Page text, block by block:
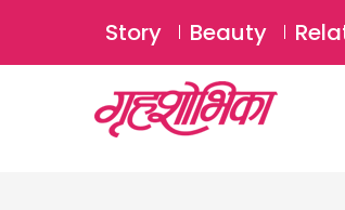
Story Beauty